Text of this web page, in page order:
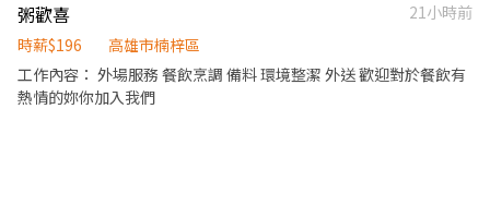
小時不固定，可依你的需求排班。 可獨立作業後，薪資會因表現而
加薪
粥歡喜
21小時前
時薪$196
高雄市楠梓區
工作內容： 外場服務 餐飲烹調 備料 環境整潔 外送 歡迎對於餐飲有
熱情的妳你加入我們